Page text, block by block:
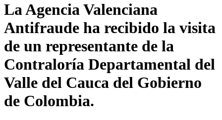
La Agencia Valenciana
Antifraude ha recibido la visita
de un representante de la
Contraloría Departamental del
Valle del Cauca del Gobierno
de Colombia.